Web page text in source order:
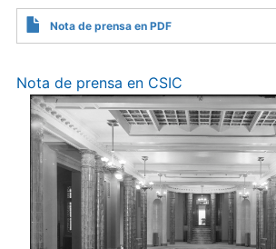
Nota de prensa en PDF
Nota de prensa en CSIC